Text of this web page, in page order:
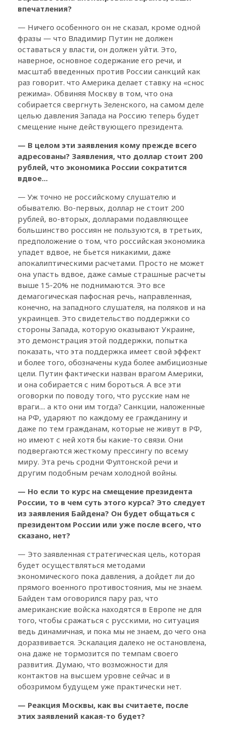
впечатления?
— Ничего особенного он не сказал, кроме одной
фразы — что Владимир Путин не должен
оставаться у власти, он должен уйти. Это,
наверное, основное содержание его речи, и
масштаб введенных против России санкций как
раз говорит. что Америка делает ставку на «снос
режима». Обвиняя Москву в том, что она
собирается свергнуть Зеленского, на самом деле
целью давления Запада на Россию теперь будет
смещение ныне действующего президента.
— В целом эти заявления кому прежде всего
адресованы? Заявления, что доллар стоит 200
рублей, что экономика России сократится
вдвое...
— Уж точно не российскому слушателю и
обывателю. Во-первых, доллар не стоит 200
рублей, во-вторых, долларами подавляющее
большинство россиян не пользуются, в третьих,
предположение о том, что российская экономика
упадет вдвое, не бьется никакими, даже
апокалиптическими расчетами. Просто не может
она упасть вдвое, даже самые страшные расчеты
выше 15-20% не поднимаются. Это все
демагогическая пафосная речь, направленная,
конечно, на западного слушателя, на поляков и на
украинцев. Это свидетельство поддержки со
стороны Запада, которую оказывают Украине,
это демонстрация этой поддержки, попытка
показать, что эта поддержка имеет свой эффект
и более того, обозначены куда более амбициозные
цели. Путин фактически назван врагом Америки,
и она собирается с ним бороться. А все эти
оговорки по поводу того, что русские нам не
враги.... а кто они им тогда? Санкции, наложенные
на РФ, ударяют по каждому ее гражданину и
даже по тем гражданам, которые не живут в РФ,
но имеют с ней хотя бы какие-то связи. Они
подвергаются жесткому прессингу по всему
миру. Эта речь сродни Фултонской речи и
другим подобным речам холодной войны.
— Но если то курс на смещение президента
России, то в чем суть этого курса? Это следует
из заявления Байдена? Он будет общаться с
президентом России или уже после всего, что
сказано, нет?
— Это заявленная стратегическая цель, которая
будет осуществляться методами
экономического пока давления, а дойдет ли до
прямого военного противостояния, мы не знаем.
Байден там оговорился пару раз, что
американские войска находятся в Европе не для
того, чтобы сражаться с русскими, но ситуация
ведь динамичная, и пока мы не знаем, до чего она
доразвивается. Эскалация далеко не остановлена,
она даже не тормозится по темпам своего
развития. Думаю, что возможности для
контактов на высшем уровне сейчас и в
обозримом будущем уже практически нет.
— Реакция Москвы, как вы считаете, после
этих заявлений какая-то будет?